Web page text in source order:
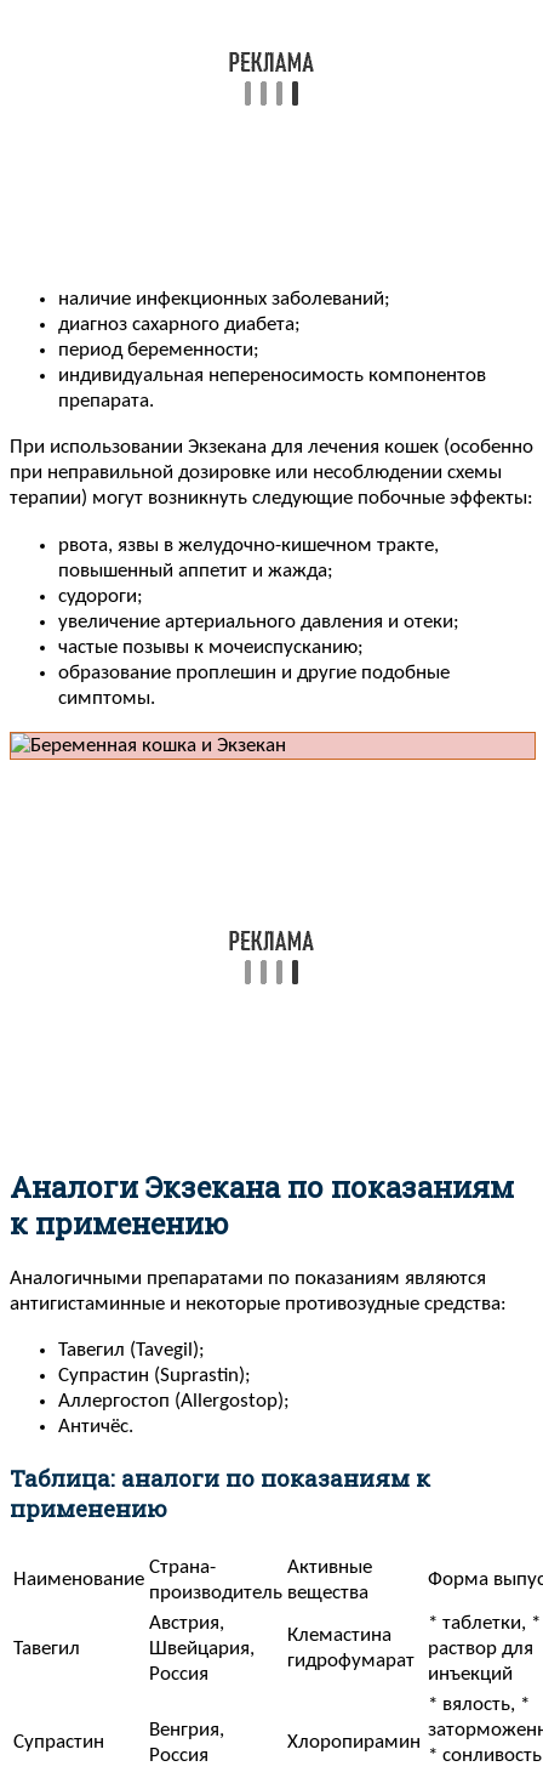
наличие инфекционных заболеваний;
диагноз сахарного диабета;
период беременности;
индивидуальная непереносимость компонентов
препарата.
При использовании Экзекана для лечения кошек (особенно
при неправильной дозировке или несоблюдении схемы
терапии) могут возникнуть следующие побочные эффекты:
рвота, язвы в желудочно-кишечном тракте,
повышенный аппетит и жажда;
судороги;
увеличение артериального давления и отеки;
частые позывы к мочеиспусканию;
образование проплешин и другие подобные
симптомы.
Аналоги Экзекана по показаниям
к применению
Аналогичными препаратами по показаниям являются
антигистаминные и некоторые противозудные средства:
Тавегил (Tavegil);
Супрастин (Suprastin);
Аллергостоп (Allergostop);
Античёс.
Таблица: аналоги по показаниям к
применению
Наименование
Страна-
производитель
Активные
вещества
Форма
Тавегил
Австрия,
Швейцария,
Россия
Клемастина
гидрофумарат
* таблетки, *
раствор для
инъекций
Супрастин
Венгрия,
Россия
Хлоропирамин
* вялость, *
*